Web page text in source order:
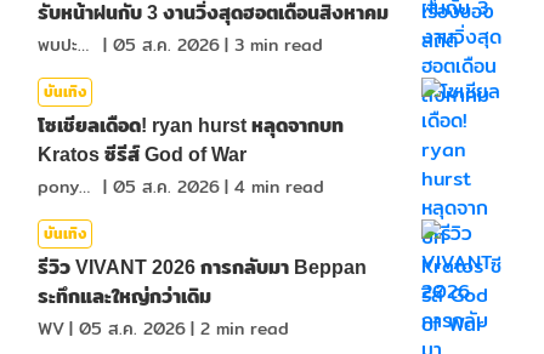
รับหน้าฝนกับ 3 งานวิ่งสุดฮอตเดือนสิงหาคม
พบปะกัน | 05 ส.ค. 2026| 3 min read
บันเทิง
โซเชียลเดือด! ryan hurst หลุดจากบท
Kratos ซีรีส์ God of War
ponydiary | 05 ส.ค. 2026| 4 min read
บันเทิง
รีวิว VIVANT 2026 การกลับมา Beppan
ระทึกและใหญ่กว่าเดิม
WV| 05 ส.ค. 2026| 2 min read